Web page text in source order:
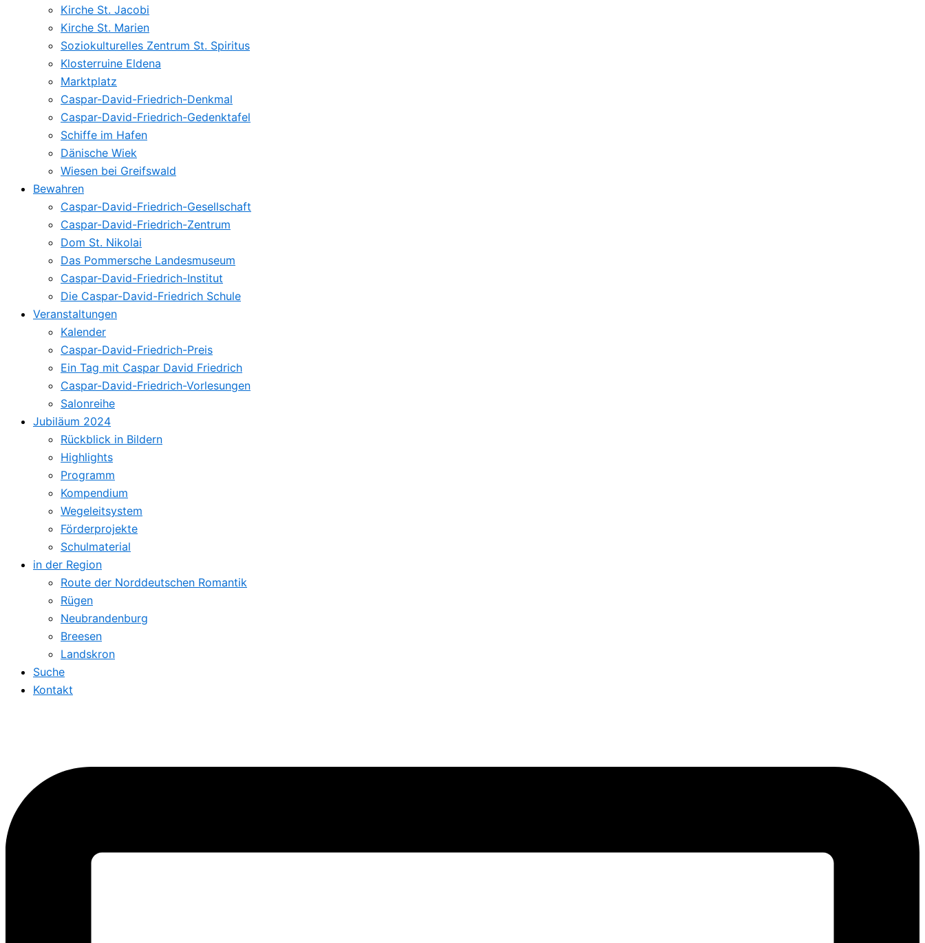
Kirche St. Jacobi
Kirche St. Marien
Soziokulturelles Zentrum St. Spiritus
Klosterruine Eldena
Marktplatz
Caspar-David-Friedrich-Denkmal
Caspar-David-Friedrich-Gedenktafel
Schiffe im Hafen
Dänische Wiek
Wiesen bei Greifswald
Bewahren
Caspar-David-Friedrich-Gesellschaft
Caspar-David-Friedrich-Zentrum
Dom St. Nikolai
Das Pommersche Landesmuseum
Caspar-David-Friedrich-Institut
Die Caspar-David-Friedrich Schule
Veranstaltungen
Kalender
Caspar-David-Friedrich-Preis
Ein Tag mit Caspar David Friedrich
Caspar-David-Friedrich-Vorlesungen
Salonreihe
Jubiläum 2024
Rückblick in Bildern
Highlights
Programm
Kompendium
Wegeleitsystem
Förderprojekte
Schulmaterial
in der Region
Route der Norddeutschen Romantik
Rügen
Neubrandenburg
Breesen
Landskron
Suche
Kontakt